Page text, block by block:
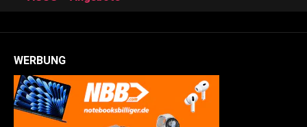
WERBUNG